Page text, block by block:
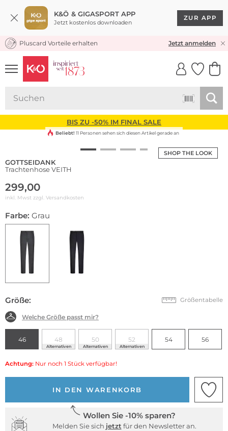
K&Ö & GIGASPORT APP
Jetzt kostenlos downloaden
ZUR APP
KOSTENLOSER VERSAND* & RÜCKVERSAND
Pluscard Vorteile erhalten Jetzt anmelden
UNSERE APP
CLICK &
BIS ZU -50% IM FINAL SALE
SHOP THE LOOK
Beliebt! 11 Personen sehen sich diesen Artikel gerade an
GOTTSEIDANK
Trachtenhose VEITH
299,00
inkl. Mwst zzgl. Versandkosten
Farbe: Grau
Größe: Größentabelle
Welche Größe passt mir?
46 48
Alternativen
50
Alternativen
52
Alternativen
54 56
Achtung: Nur noch 1 Stück verfügbar!
IN DEN WARENKORB
Wollen Sie -10% sparen?
Melden Sie sich jetzt für den Newsletter an.